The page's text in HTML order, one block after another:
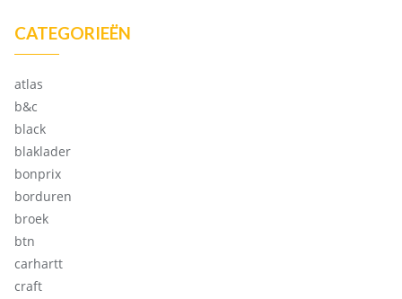
CATEGORIEËN
atlas
b&c
black
blaklader
bonprix
borduren
broek
btn
carhartt
craft